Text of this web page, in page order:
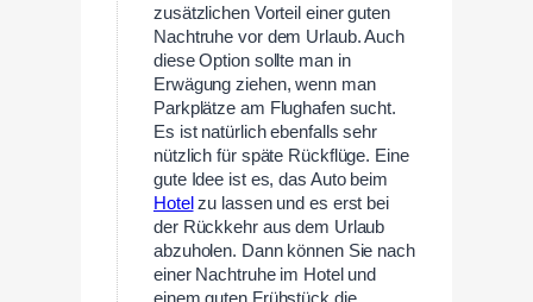
zusätzlichen Vorteil einer guten
Nachtruhe vor dem Urlaub. Auch
diese Option sollte man in
Erwägung ziehen, wenn man
Parkplätze am Flughafen sucht.
Es ist natürlich ebenfalls sehr
nützlich für späte Rückflüge. Eine
gute Idee ist es, das Auto beim
Hotel zu lassen und es erst bei
der Rückkehr aus dem Urlaub
abzuholen. Dann können Sie nach
einer Nachtruhe im Hotel und